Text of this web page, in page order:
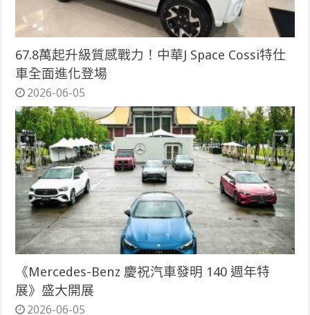
67.8萬起升級質感戰力！中華J Space Cossi特仕
車全面進化登場
2026-06-05
《Mercedes-Benz 慶祝汽車發明 140 週年特
展》盛大開展
2026-06-05